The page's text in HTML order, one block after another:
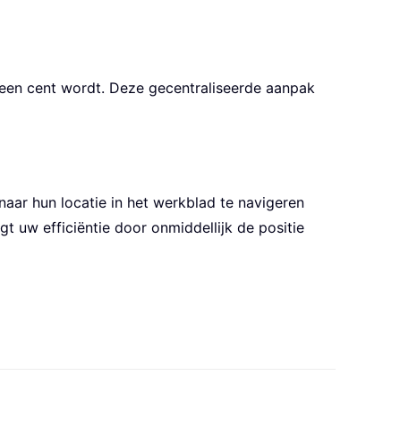
cent wordt. Deze gecentraliseerde aanpak
hun locatie in het werkblad te navigeren
uw efficiëntie door onmiddellijk de positie